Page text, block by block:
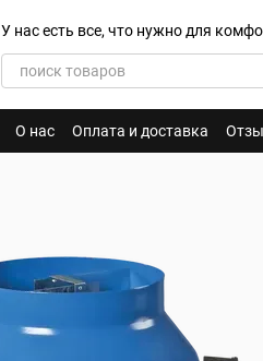
У нас есть все, что нужно для
О нас Оплата и доставка